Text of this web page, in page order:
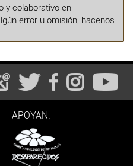
y colaborativo en
error u omisión, hacenos
APOYAN: